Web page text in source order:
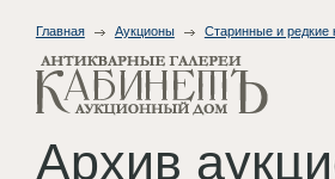
Главная Аукционы Старинные и редкие
Архив